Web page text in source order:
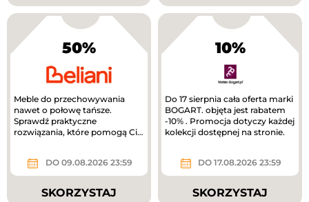
50%
Meble do przechowywania
nawet o połowę tańsze.
Sprawdź praktyczne
rozwiązania, które pomogą Ci
DO 09.08.2026 23:59
SKORZYSTAJ
10%
Do 17 sierpnia cała oferta marki
BOGART. objęta jest rabatem
-10% . Promocja dotyczy każdej
kolekcji dostępnej na stronie.
DO 17.08.2026 23:59
SKORZYSTAJ